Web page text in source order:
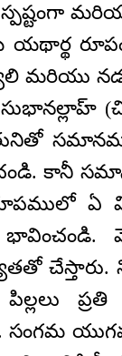
మరియు
యథార్థ
కానీ
ఏ
భావించండి.
ప్రతి
సంగమ